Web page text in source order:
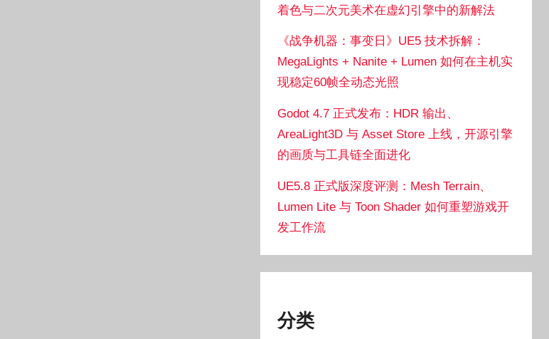
着色与二次元美术在虚幻引擎中的新解法
《战争机器：事变日》UE5 技术拆解：
MegaLights + Nanite + Lumen 如何在主机实
现稳定60帧全动态光照
Godot 4.7 正式发布：HDR 输出、
AreaLight3D 与 Asset Store 上线，开源引擎
的画质与工具链全面进化
UE5.8 正式版深度评测：Mesh Terrain、
Lumen Lite 与 Toon Shader 如何重塑游戏开
发工作流
分类